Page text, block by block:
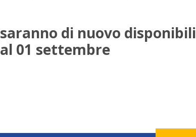
di nuovo disponibili
01 settembre